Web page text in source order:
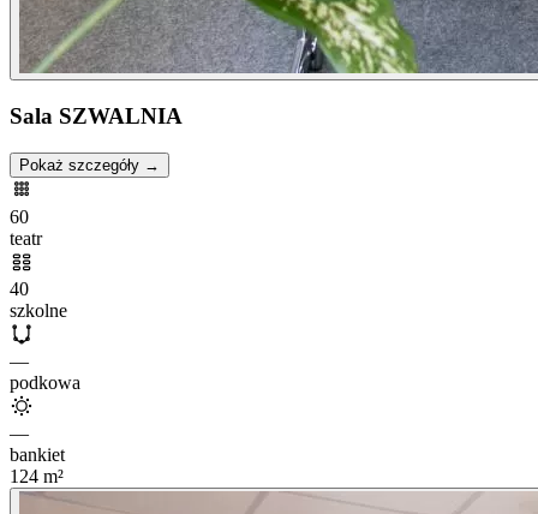
Sala SZWALNIA
Pokaż szczegóły →
60
teatr
40
szkolne
—
podkowa
—
bankiet
124 m²